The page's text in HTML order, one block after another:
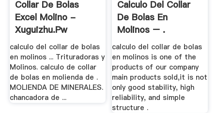
Collar De Bolas
Excel Molino -
Xuguizhu.pw
calculo del collar de bolas
en molinos ... Trituradoras y
Molinos. calculo de collar
de bolas en molienda de .
MOLIENDA DE MINERALES.
chancadora de ...
Calculo Del Collar
De Bolas En
Molinos – .
calculo del collar de bolas
en molinos is one of the
products of our company
main products sold,it is not
only good stability, high
reliability, and simple
structure .